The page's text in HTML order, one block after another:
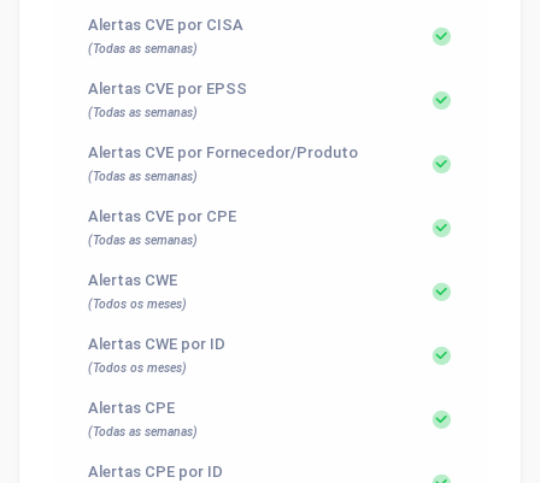
Alertas CVE por CISA
(Todas as semanas)
Alertas CVE por EPSS
(Todas as semanas)
Alertas CVE por Fornecedor/Produto
(Todas as semanas)
Alertas CVE por CPE
(Todas as semanas)
Alertas CWE
(Todos os meses)
Alertas CWE por ID
(Todos os meses)
Alertas CPE
(Todas as semanas)
Alertas CPE por ID